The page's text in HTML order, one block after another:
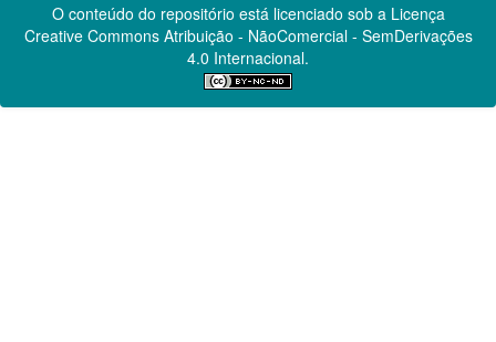
O conteúdo do repositório está licenciado sob a Licença
Creative CommonsAtribuição - NãoComercial - SemDerivações
4.0 Internacional.